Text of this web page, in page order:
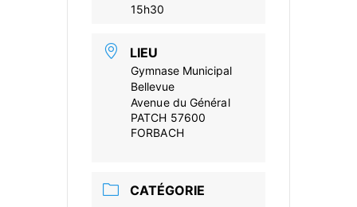
15h30
LIEU
Gymnase Municipal
Bellevue
Avenue du Général
PATCH 57600
FORBACH
CATÉGORIE